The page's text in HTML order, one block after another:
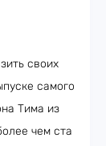
своих
самого
Тима из
чем ста